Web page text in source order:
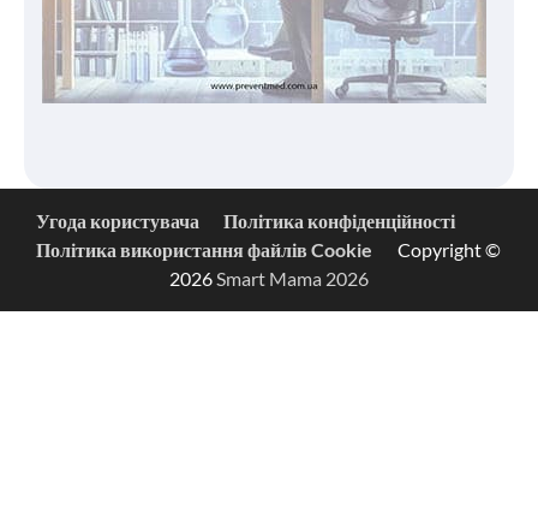
Угода користувача
Політика конфіденційності
Політика використання файлів Cookie
Copyright ©
2026Smart Mama 2026